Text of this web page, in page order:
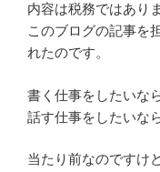
内容は税務ではあり
このブログの記事を
れたのです。
書く仕事をしたいな
話す仕事をしたいな
当たり前なのですけ